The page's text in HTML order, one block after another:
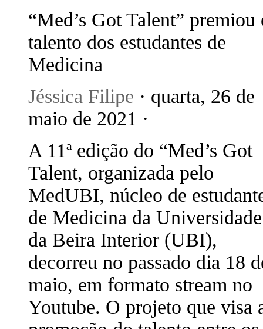
“Med’s Got Talent” premiou
talento dos estudantes de
Medicina
Jéssica Filipe · quarta, 26 de
maio de 2021 ·
A 11ª edição do “Med’s Got
Talent, organizada pelo
MedUBI, núcleo de
de Medicina da Universidade
da Beira Interior (UBI),
decorreu no passado dia 18
maio, em formato stream no
Youtube. O projeto que visa